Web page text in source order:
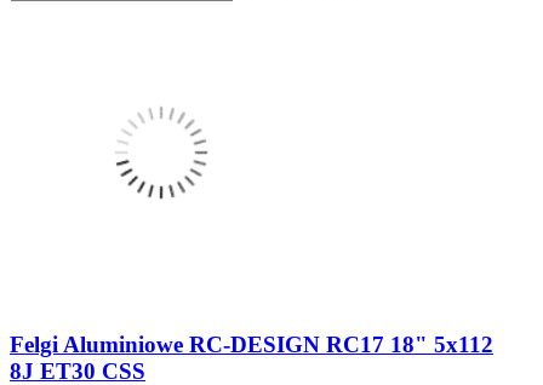
Felgi Aluminiowe RC-DESIGN RC17 18" 5x112
8J ET30 CSS